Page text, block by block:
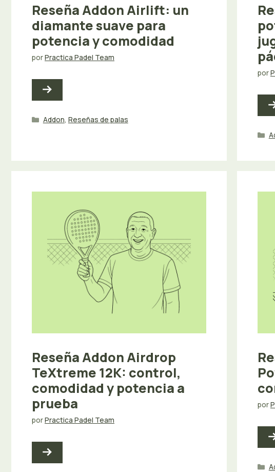
Reseña Addon Airlift: un
diamante suave para
potencia y comodidad
porPractica Padel Team
Categorías
Addon, Reseñas de palas
por
Reseña Addon Airdrop
TeXtreme 12K: control,
comodidad y potencia a
prueba
porPractica Padel Team
por